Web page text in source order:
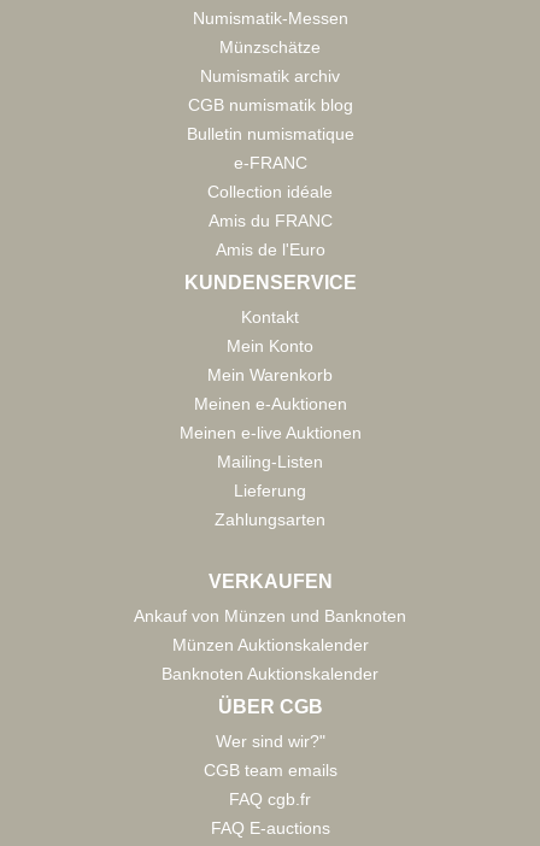
Numismatik-Messen
Münzschätze
Numismatik archiv
CGB numismatik blog
Bulletin numismatique
e-FRANC
Collection idéale
Amis du FRANC
Amis de l'Euro
KUNDENSERVICE
Kontakt
Mein Konto
Mein Warenkorb
Meinen e-Auktionen
Meinen e-live Auktionen
Mailing-Listen
Lieferung
Zahlungsarten
VERKAUFEN
Ankauf von Münzen und Banknoten
Münzen Auktionskalender
Banknoten Auktionskalender
ÜBER CGB
Wer sind wir?"
CGB team emails
FAQ cgb.fr
FAQ E-auctions